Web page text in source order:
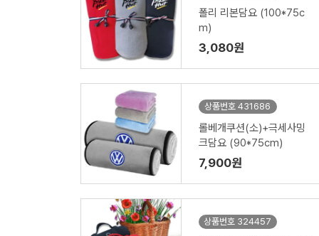
폴리 리본담요 (100*75c
m)
3,080원
상품번호 431686
롤베개쿠션(소)+극세사밍
크담요 (90*75cm)
7,900원
상품번호 324457